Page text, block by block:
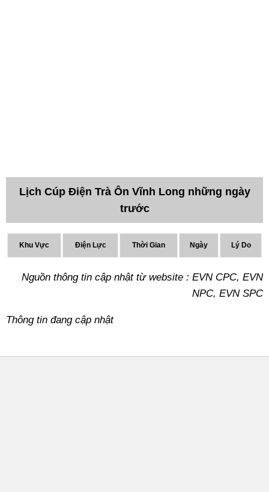
Lịch Cúp Điện Trà Ôn Vĩnh Long những ngày
trước
Khu Vực Điện Lực Thời Gian Ngày Lý Do
Nguồn thông tin cập nhật từ website : EVN CPC, EVN
NPC, EVN SPC
Thông tin đang cập nhật